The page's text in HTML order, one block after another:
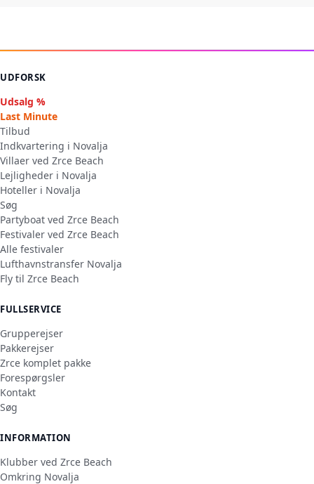
UDFORSK
Udsalg %
Last Minute
Tilbud
Indkvartering i Novalja
Villaer ved Zrce Beach
Lejligheder i Novalja
Hoteller i Novalja
Søg
Partyboat ved Zrce Beach
Festivaler ved Zrce Beach
Alle festivaler
Lufthavnstransfer Novalja
Fly til Zrce Beach
FULLSERVICE
Grupperejser
Pakkerejser
Zrce komplet pakke
Forespørgsler
Kontakt
Søg
INFORMATION
Klubber ved Zrce Beach
Omkring Novalja